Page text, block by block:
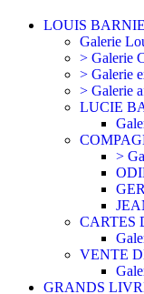
LOUIS
Galerie
> Galerie
> Galerie
> Galerie
LUCIE
>
CARTES
VENTE
GRANDS